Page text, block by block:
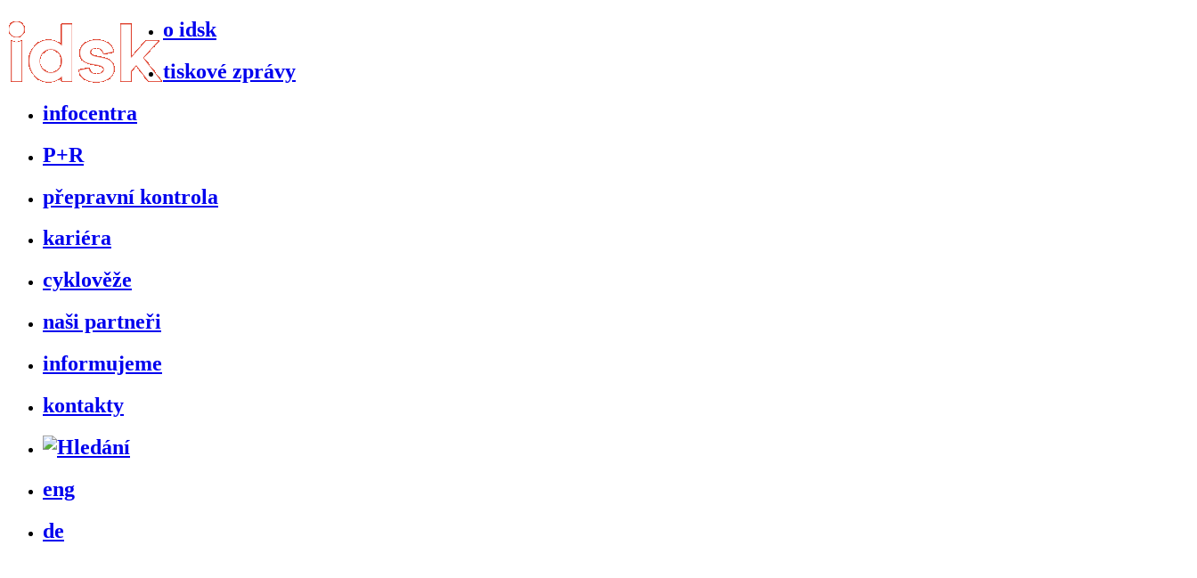
o idsk
tiskové zprávy
infocentra
P+R
přepravní kontrola
kariéra
cyklověže
naši partneři
informujeme
kontakty
eng
de